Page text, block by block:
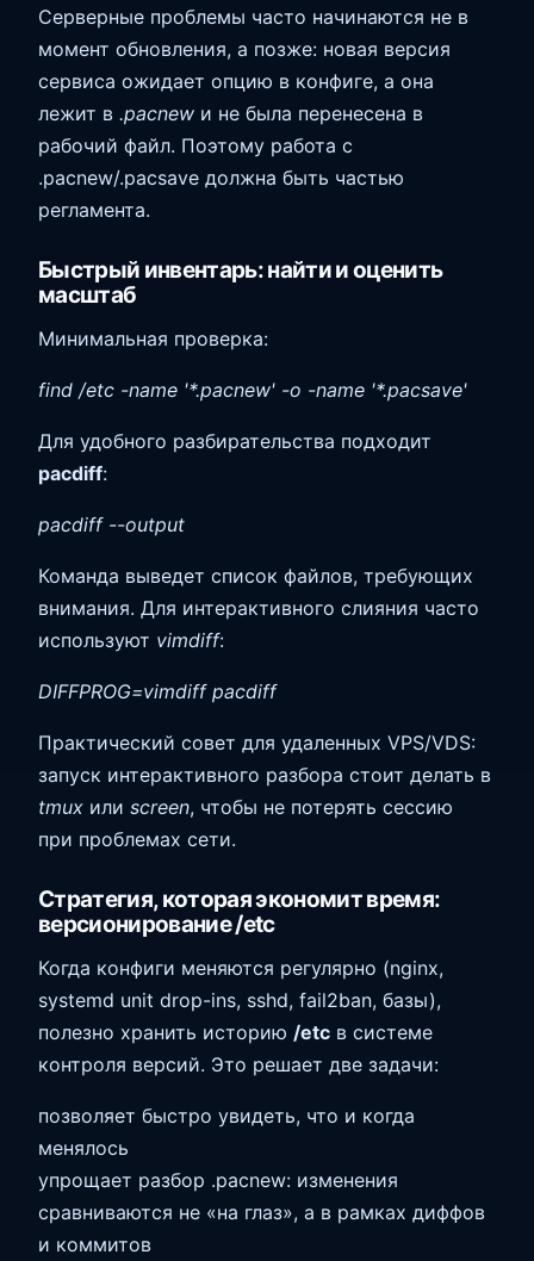
Серверные проблемы часто начинаются не в
момент обновления, а позже: новая версия
сервиса ожидает опцию в конфиге, а она
лежит в .pacnew и не была перенесена в
рабочий файл. Поэтому работа с
.pacnew/.pacsave должна быть частью
регламента.
Быстрый инвентарь: найти и оценить
масштаб
Минимальная проверка:
find /etc -name '*.pacnew' -o -name '*.pacsave'
Для удобного разбирательства подходит
pacdiff:
pacdiff --output
Команда выведет список файлов, требующих
внимания. Для интерактивного слияния часто
используют vimdiff:
DIFFPROG=vimdiff pacdiff
Практический совет для удаленных VPS/VDS:
запуск интерактивного разбора стоит делать в
tmux или screen, чтобы не потерять сессию
при проблемах сети.
Стратегия, которая экономит время:
версионирование /etc
Когда конфиги меняются регулярно (nginx,
systemd unit drop-ins, sshd, fail2ban, базы),
полезно хранить историю /etc в системе
контроля версий. Это решает две задачи:
позволяет быстро увидеть, что и когда
менялось
упрощает разбор .pacnew: изменения
сравниваются не «на глаз», а в рамках диффов
и коммитов